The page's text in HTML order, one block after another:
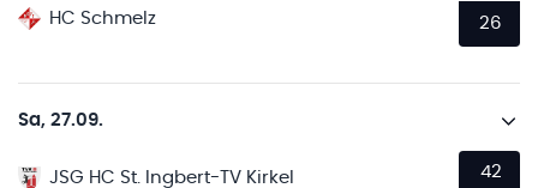
HC Schmelz
26
Sa, 27.09.
JSG HC St. Ingbert-TV Kirkel
42